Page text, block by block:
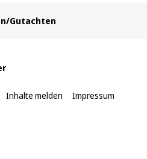
Gutachten
Inhalte melden Impressum